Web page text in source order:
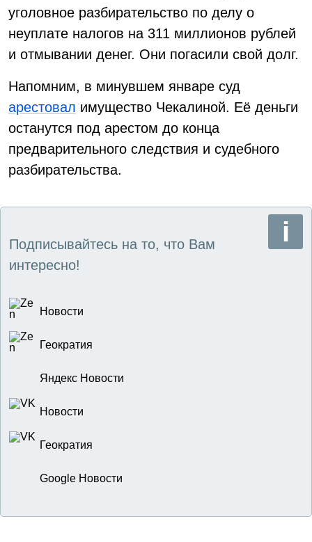
уголовное разбирательство по делу о
неуплате налогов на 311 миллионов рублей
и отмывании денег. Они погасили свой долг.
Напомним, в минувшем январе суд
арестовал имущество Чекалиной. Её деньги
останутся под арестом до конца
предварительного следствия и судебного
разбирательства.
Подписывайтесь на то, что Вам
интересно!
Новости
Геократия
Яндекс Новости
Новости
Геократия
Google Новости